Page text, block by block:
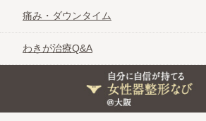
痛み・ダウンタイム
わきが治療Q&A
自分に自信が持てる女性器整形